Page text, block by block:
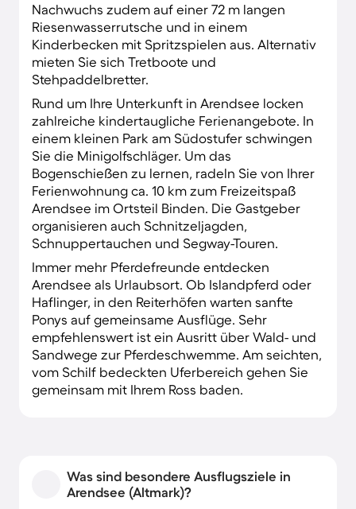
Nachwuchs zudem auf einer 72 m langen
Riesenwasserrutsche und in einem
Kinderbecken mit Spritzspielen aus. Alternativ
mieten Sie sich Tretboote und
Stehpaddelbretter.
Rund um Ihre Unterkunft in Arendsee locken
zahlreiche kindertaugliche Ferienangebote. In
einem kleinen Park am Südostufer schwingen
Sie die Minigolfschläger. Um das
Bogenschießen zu lernen, radeln Sie von Ihrer
Ferienwohnung ca. 10 km zum Freizeitspaß
Arendsee im Ortsteil Binden. Die Gastgeber
organisieren auch Schnitzeljagden,
Schnuppertauchen und Segway-Touren.
Immer mehr Pferdefreunde entdecken
Arendsee als Urlaubsort. Ob Islandpferd oder
Haflinger, in den Reiterhöfen warten sanfte
Ponys auf gemeinsame Ausflüge. Sehr
empfehlenswert ist ein Ausritt über Wald- und
Sandwege zur Pferdeschwemme. Am seichten,
vom Schilf bedeckten Uferbereich gehen Sie
gemeinsam mit Ihrem Ross baden.
Was sind besondere Ausflugsziele in
Arendsee (Altmark)?